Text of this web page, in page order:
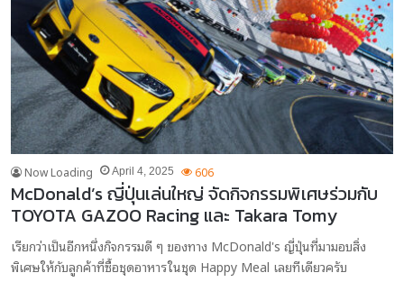
Now Loading April 4, 2025 606
McDonald’s ญี่ปุ่นเล่นใหญ่ จัดกิจกรรมพิเศษร่วมกับ
TOYOTA GAZOO Racing และ Takara Tomy
เรียกว่าเป็นอีกหนึ่งกิจกรรมดี ๆ ของทาง McDonald's ญี่ปุ่นที่มามอบสิ่ง
พิเศษให้กับลูกค้าที่ซื้อชุดอาหารในชุด Happy Meal เลยทีเดียวครับ